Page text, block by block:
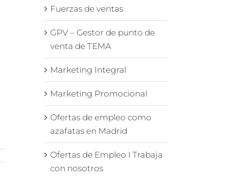
Fuerzas de ventas
GPV – Gestor de punto de
venta de TEMA
Marketing Integral
Marketing Promocional
Ofertas de empleo como
azafatas en Madrid
Ofertas de Empleo I Trabaja
con nosotros